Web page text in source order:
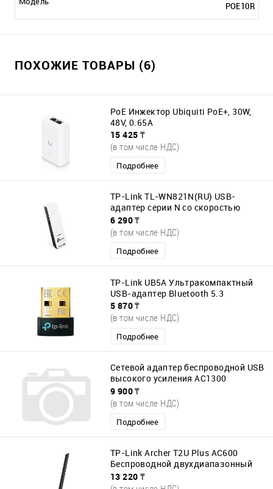
POE10R
ПОХОЖИЕ ТОВАРЫ (6)
PoE Инжектор Ubiquiti PoE+, 30W,
48V, 0.65A
15 425 ₸
(в том числе НДС)
Подробнее
TP-Link TL-WN821N(RU) USB-
адаптер серии N со скоростью
передачи данных до 300 Мбит/с
6 290 ₸
(в том числе НДС)
Подробнее
TP-Link UB5A Ультракомпактный
USB‑адаптер Bluetooth 5.3
5 870 ₸
(в том числе НДС)
Подробнее
Сетевой адаптер беспроводной USB
высокого усиления AC1300
Mercusys MA30H
9 900 ₸
(в том числе НДС)
Подробнее
TP-Link Archer T2U Plus AC600
Беспроводной двухдиапазонный
сетевой USB-адаптер
13 220 ₸